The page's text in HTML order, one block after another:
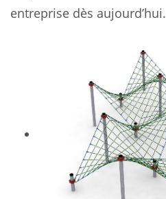
entreprise dès aujourd’hui.